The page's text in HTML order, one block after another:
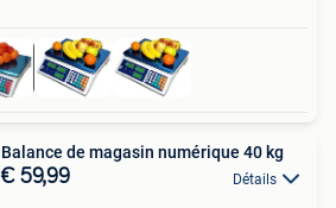
Balance de magasin numérique 40 kg
€ 59,99 Détails